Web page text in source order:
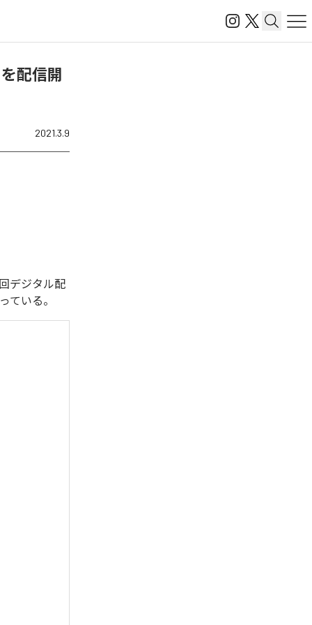
を配信開
2021.3.9
回デジタル配
ている。